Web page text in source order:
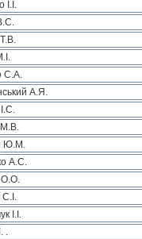
І.І.
С.А.
А.Я.
Ю.М.
А.С.
О.О.
І.І.
.